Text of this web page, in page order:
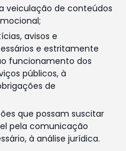
veiculação de conteúdos
avisos e
e estritamente
funcionamento dos
públicos, à
de
que possam suscitar
pela comunicação
à análise jurídica.